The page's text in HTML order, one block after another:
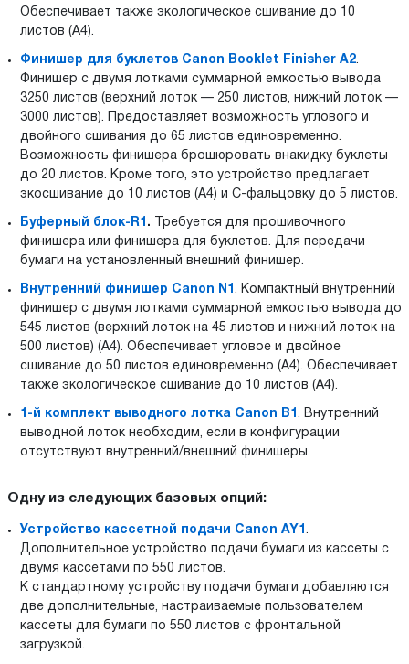
Обеспечивает также экологическое сшивание до 10
листов (A4).
Финишер для буклетов Canon Booklet Finisher A2.
Финишер с двумя лотками суммарной емкостью вывода
3250 листов (верхний лоток — 250 листов, нижний лоток —
3000 листов). Предоставляет возможность углового и
двойного сшивания до 65 листов единовременно.
Возможность финишера брошюровать внакидку буклеты
до 20 листов. Кроме того, это устройство предлагает
экосшивание до 10 листов (A4) и C-фальцовку до 5 листов.
Буферный блок-R1 . Требуется для прошивочного
финишера или финишера для буклетов. Для передачи
бумаги на установленный внешний финишер.
Внутренний финишер Canon N1 . Компактный внутренний
финишер с двумя лотками суммарной емкостью вывода до
545 листов (верхний лоток на 45 листов и нижний лоток на
500 листов) (A4). Обеспечивает угловое и двойное
сшивание до 50 листов единовременно (A4). Обеспечивает
также экологическое сшивание до 10 листов (A4).
1-й комплект выводного лотка Canon B1 . Внутренний
выводной лоток необходим, если в конфигурации
отсутствуют внутренний/внешний финишеры.
Одну из следующих базовых опций:
Устройство кассетной подачи Canon AY1 .
Дополнительное устройство подачи бумаги из кассеты с
двумя кассетами по 550 листов.
К стандартному устройству подачи бумаги добавляются
две дополнительные, настраиваемые пользователем
кассеты для бумаги по 550 листов с фронтальной
загрузкой.